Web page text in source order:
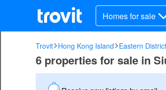
Homes for sale
Trovit Hong Kong Island Eastern District
6 properties for sale in